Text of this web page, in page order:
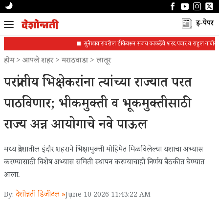
ई-पेपर
सुनेत्रा पवारांवरील टीकेवरून संजय काकडेंचे शरद पवार व राहुल गांधींना पत्र
होम> आपले शहर>मराठवाडा>लातूर
परप्रांतीय भिक्षेकरांना त्यांच्या राज्यात परत
पाठविणार; भीकमुक्ती व भूकमुक्तीसाठी
राज्य अन्न आयोगाचे नवे पाऊल
मध्य प्रदेशातील इंदौर शहराने भिक्षामुक्ती मोहिमेत मिळविलेल्या यशाचा अभ्यास
करण्यासाठी विशेष अभ्यास समिती स्थापन करण्याचाही निर्णय बैठकीत घेण्यात
आला.
By: देशोन्नती डिजीटल »June 10 2026 11:43:22 AM